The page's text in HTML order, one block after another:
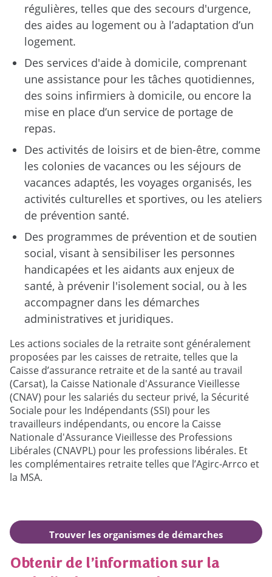
régulières, telles que des secours d'urgence,
des aides au logement ou à l’adaptation d’un
logement.
Des services d'aide à domicile, comprenant
une assistance pour les tâches quotidiennes,
des soins infirmiers à domicile, ou encore la
mise en place d’un service de portage de
repas.
Des activités de loisirs et de bien-être, comme
les colonies de vacances ou les séjours de
vacances adaptés, les voyages organisés, les
activités culturelles et sportives, ou les ateliers
de prévention santé.
Des programmes de prévention et de soutien
social, visant à sensibiliser les personnes
handicapées et les aidants aux enjeux de
santé, à prévenir l'isolement social, ou à les
accompagner dans les démarches
administratives et juridiques.
Les actions sociales de la retraite sont généralement
proposées par les caisses de retraite, telles que la
Caisse d’assurance retraite et de la santé au travail
(Carsat), la Caisse Nationale d'Assurance Vieillesse
(CNAV) pour les salariés du secteur privé, la Sécurité
Sociale pour les Indépendants (SSI) pour les
travailleurs indépendants, ou encore la Caisse
Nationale d'Assurance Vieillesse des Professions
Libérales (CNAVPL) pour les professions libérales. Et
les complémentaires retraite telles que l’Agirc-Arrco et
la MSA.
Trouver les organismes de démarches
complémentaires autour de moi
Obtenir de l’information sur la